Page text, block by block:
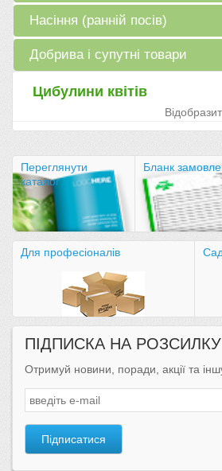
Насіння (ранній посів)
Добрива і супутні товари
Цибулини квітів
Переглянути
каталог
Бланк
Для професіоналів
ПІДПИСКА НА РОЗСИЛКУ
Отримуй новини, поради, акції та
Підписатися